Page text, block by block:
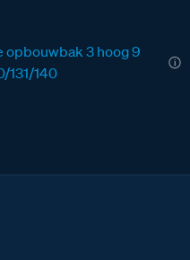
opbouwbak 3 hoog 9
131/140